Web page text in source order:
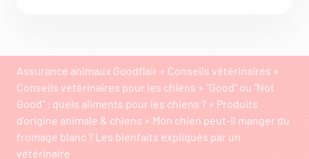
Assurance animaux Goodflair » Conseils vétérinaires »
Conseils vétérinaires pour les chiens » "Good" ou "Not
Good" : quels aliments pour les chiens ? » Produits
d'origine animale & chiens » Mon chien peut-il manger du
fromage blanc ? Les bienfaits expliqués par un
vétérinaire